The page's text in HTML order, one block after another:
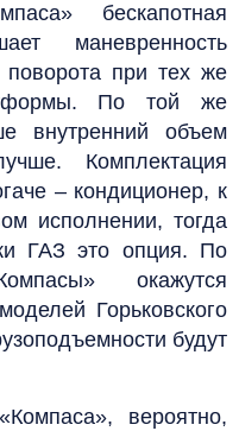
бескапотная
маневренность
при тех же
По той же
внутренний объем
Комплектация
– кондиционер, к
исполнении, тогда
ГАЗ это опция. По
окажутся
Горьковского
будут
вероятно,